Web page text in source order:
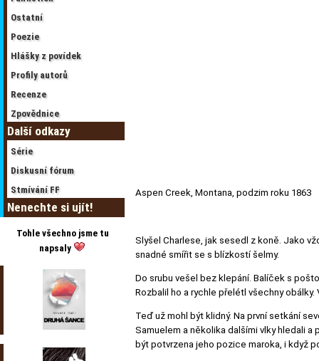
Ostatní
Poezie
Hlášky z povídek
Profily autorů
Recenze
Zpovědnice
Další odkazy
Série
Diskusní fórum
Stmívání FF
Nenechte si ujít!
Tohle všechno jsme tu
napsaly
Aspen Creek, Montana, podzim roku 1863
Slyšel Charlese, jak sesedl z koně. Jako
snadné smířit se s blízkostí šelmy.
Do srubu vešel bez klepání. Balíček s
Rozbalil ho a rychle přelétl všechny
Teď už mohl být klidný. Na první setkání
Samuelem a několika dalšími vlky hledali
být potvrzena jeho pozice maroka, i když